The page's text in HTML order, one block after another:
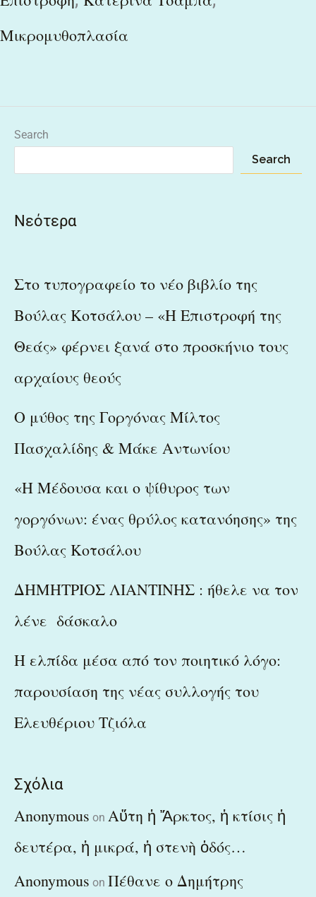
Μικρομυθοπλασία
Search
Search
Νεότερα
Στο τυπογραφείο το νέο βιβλίο της
Βούλας Κοτσάλου – «Η Επιστροφή της
Θεάς» φέρνει ξανά στο προσκήνιο τους
αρχαίους θεούς
Ο μύθος της Γοργόνας Μίλτος
Πασχαλίδης & Μάκε Αντωνίου
«Η Μέδουσα και ο ψίθυρος των
γοργόνων: ένας θρύλος κατανόησης» της
Βούλας Κοτσάλου
ΔΗΜΗΤΡΙΟΣ ΛΙΑΝΤΙΝΗΣ : ήθελε να τον
λένε δάσκαλο
Η ελπίδα μέσα από τον ποιητικό λόγο:
παρουσίαση της νέας συλλογής του
Ελευθέριου Τζιόλα
Σχόλια
Anonymous on Αὕτη ἡ Ἄρκτος, ἡ κτίσις ἡ
δευτέρα, ἡ μικρά, ἡ στενὴ ὁδός…
Anonymous on Πέθανε ο Δημήτρης